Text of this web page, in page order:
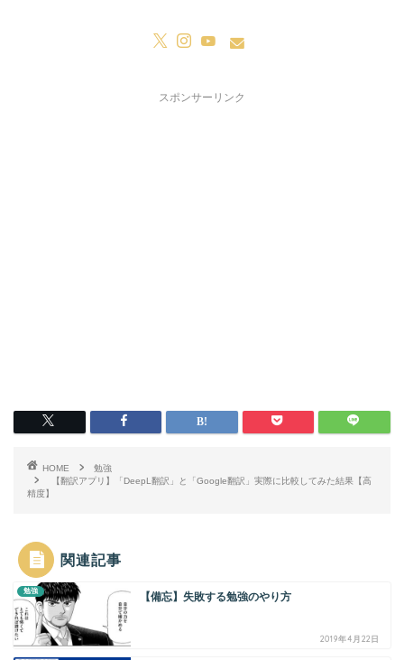
スポンサーリンク
HOME
勉強
【翻訳アプリ】「DeepL翻訳」と「Google翻訳」実際に比較してみた結果【高
精度】
関連記事
勉強 【備忘】失敗する勉強のやり方
2019年4月22日